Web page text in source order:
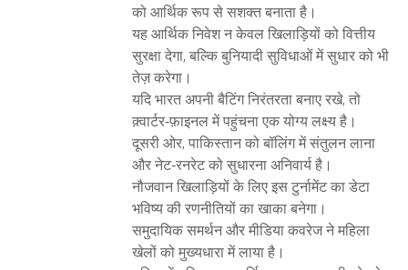
को आर्थिक रूप से सशक्त बनाता है।
यह आर्थिक निवेश न केवल खिलाड़ियों को वित्तीय
सुरक्षा देगा, बल्कि बुनियादी सुविधाओं में सुधार को भी
तेज़ करेगा।
यदि भारत अपनी बैटिंग निरंतरता बनाए रखे, तो
क़्वार्टर‑फ़ाइनल में पहुंचना एक योग्य लक्ष्य है।
दूसरी ओर, पाकिस्तान को बॉलिंग में संतुलन लाना
और नेट‑रनरेट को सुधारना अनिवार्य है।
नौजवान खिलाड़ियों के लिए इस टुर्नामेंट का डेटा
भविष्य की रणनीतियों का खाका बनेगा।
समुदायिक समर्थन और मीडिया कवरेज ने महिला
खेलों को मुख्यधारा में लाया है।